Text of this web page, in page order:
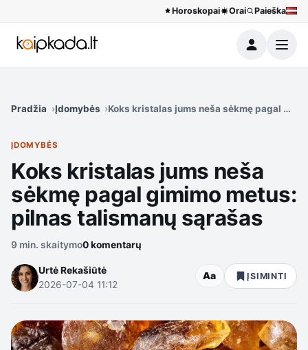
Horoskopai Orai Paieška
Meniu
Pradžia Įdomybės Koks kristalas jums neša sėkmę pagal
ĮDOMYBĖS
Koks kristalas jums neša
sėkmę pagal gimimo metus:
pilnas talismanų sąrašas
9 min. skaitymo0 komentarų
Urtė Rekašiūtė
2026-07-04 11:12
Aa ĮSIMINTI